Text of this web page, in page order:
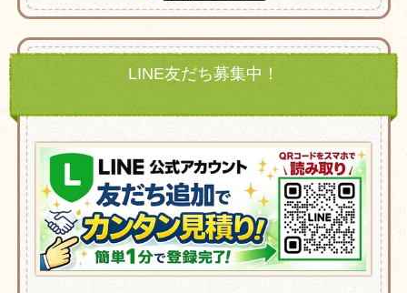
LINE友だち募集中！